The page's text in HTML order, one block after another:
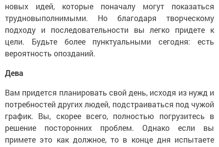
новых идей, которые поначалу могут показаться
трудновыполнимыми. Но благодаря творческому
подходу и последовательности вы легко придете к
цели. Будьте более пунктуальными сегодня: есть
вероятность опозданий.
Дева
Вам придется планировать свой день, исходя из нужд и
потребностей других людей, подстраиваться под чужой
график. Вы, скорее всего, полностью погрузитесь в
решение посторонних проблем. Однако если вы
примете это как должное, то в конце дня испытаете